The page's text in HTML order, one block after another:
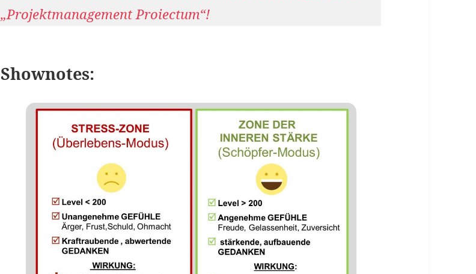
„Projektmanagement Proiectum“!
Shownotes: